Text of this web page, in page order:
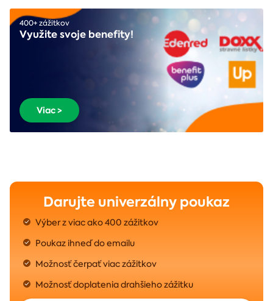
400+ zážitkov
Využite svoje benefity!
Viac >
Darujte univerzálny poukaz
Výber z viac ako 400 zážitkov
Poukaz ihneď do emailu
Možnosť čerpať viac zážitkov
Možnosť doplatenia drahšieho zážitku